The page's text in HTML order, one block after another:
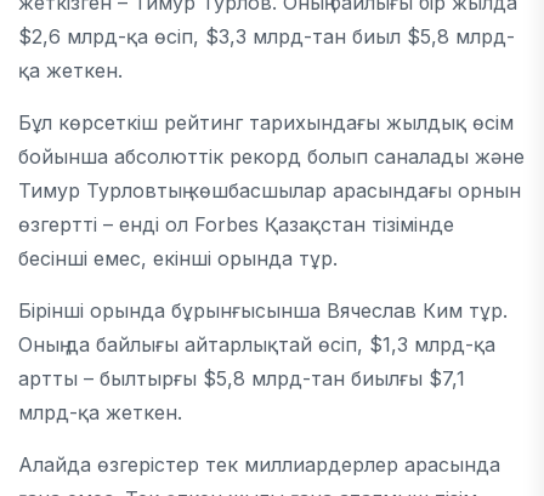
$2,6 млрд-қа өсіп, $3,3 млрд-тан биыл $5,8 млрд-
қа жеткен.
Бұл көрсеткіш рейтинг тарихындағы жылдық өсім
бойынша абсолюттік рекорд болып саналады және
Тимур Турловтың көшбасшылар арасындағы орнын
өзгертті – енді ол Forbes Қазақстан тізімінде
бесінші емес, екінші орында тұр.
Бірінші орында бұрынғысынша Вячеслав Ким тұр.
Оның да байлығы айтарлықтай өсіп, $1,3 млрд-қа
артты – былтырғы $5,8 млрд-тан биылғы $7,1
млрд-қа жеткен.
Алайда өзгерістер тек миллиардерлер арасында